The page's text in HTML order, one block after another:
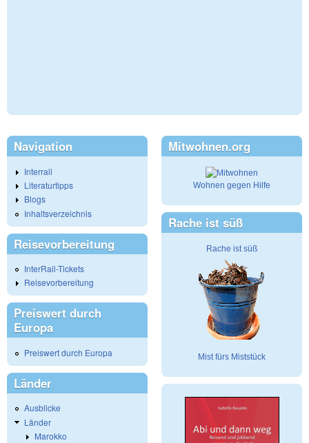
Navigation
Interrail
Literaturtipps
Blogs
Inhaltsverzeichnis
Reisevorbereitung
InterRail-Tickets
Reisevorbereitung
Preiswert durch
Europa
Preiswert durch Europa
Länder
Ausblicke
Länder
Marokko
Mitwohnen.org
Wohnen gegen Hilfe
Rache ist süß
Rache ist süß
Mist fürs Miststück